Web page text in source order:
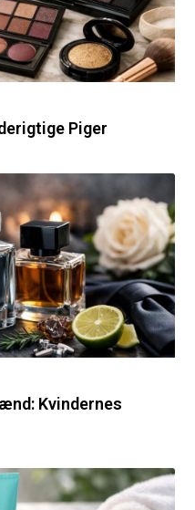
Piger
Kvindernes